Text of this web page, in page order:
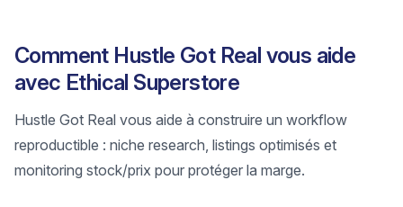
Comment Hustle Got Real vous aide
avec Ethical Superstore
Hustle Got Real vous aide à construire un workflow
reproductible : niche research, listings optimisés et
monitoring stock/prix pour protéger la marge.